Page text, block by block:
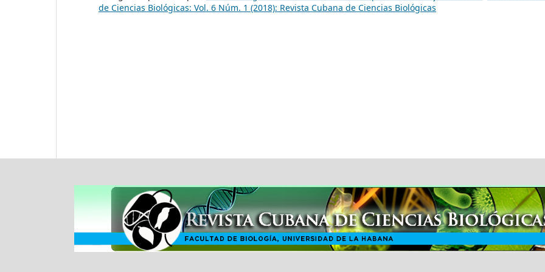
de Ciencias Biológicas: Vol. 6 Núm. 1 (2018): Revista Cubana de Ciencias Biológicas